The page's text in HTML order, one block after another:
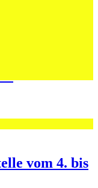
vom 4. bis